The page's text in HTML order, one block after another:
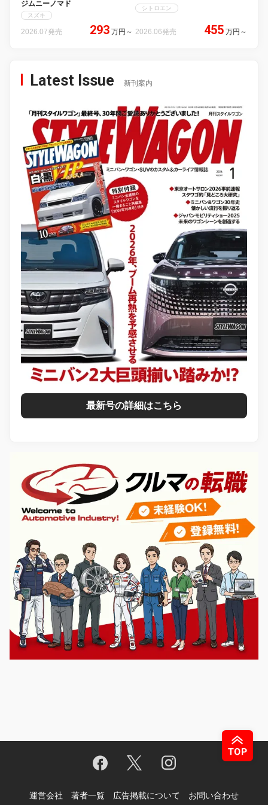
ジムニーノマド
スズキ
2026.07発売 293 万円 ～
シトロエン
2026.06発売 455 万円 ～
Latest Issue 新刊案内
最新号の詳細はこちら
運営会社 著者一覧 広告掲載について お問い合わせ